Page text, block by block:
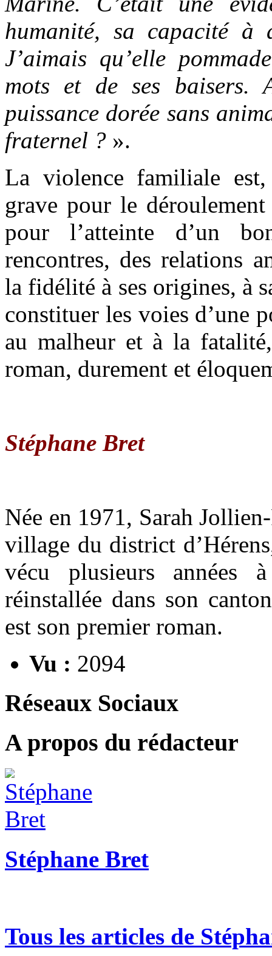
humanité, sa capacité à
J’aimais qu’elle
mots et de ses baisers.
puissance dorée sans
fraternel ? ».
La violence familiale
grave pour le
pour l’atteinte d’un
rencontres, des relations
la fidélité à ses origines, à
constituer les voies d’une
au malheur et à la
roman, durement et
Stéphane Bret
Née en 1971, Sarah
village du district
vécu plusieurs années
réinstallée dans son
est son premier roman.
Vu : 2094
Réseaux Sociaux
A propos du rédacteur
Stéphane Bret
Tous les articles de